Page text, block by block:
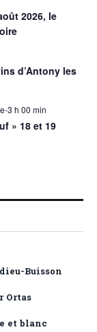
2026, le
d’Antony les
3 h 00 min
» 18 et 19
Buisson
Ortas
et blanc